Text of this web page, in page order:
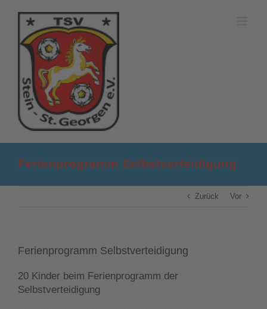
Ferienprogramm Selbstverteidigung
Zurück Vor
Ferienprogramm Selbstverteidigung
20 Kinder beim Ferienprogramm der
Selbstverteidigung